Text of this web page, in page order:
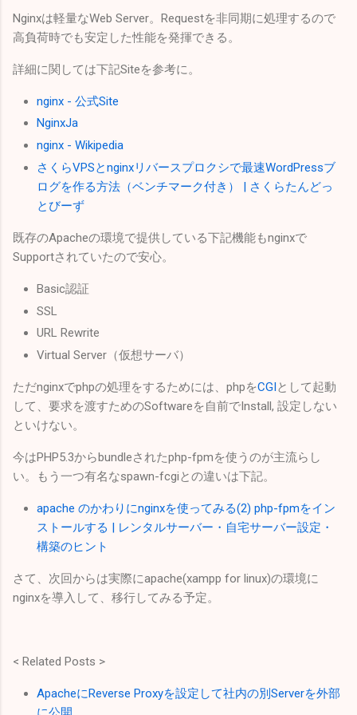
Nginxは軽量なWeb Server。Requestを非同期に処理するので
高負荷時でも安定した性能を発揮できる。
詳細に関しては下記Siteを参考に。
nginx - 公式Site
NginxJa
nginx - Wikipedia
さくらVPSとnginxリバースプロクシで最速WordPressブ
ログを作る方法（ベンチマーク付き） | さくらたんどっ
とびーず
既存のApacheの環境で提供している下記機能もnginxで
Supportされていたので安心。
Basic認証
SSL
URL Rewrite
Virtual Server（仮想サーバ）
ただnginxでphpの処理をするためには、phpをCGIとして起動
して、要求を渡すためのSoftwareを自前でInstall, 設定しない
といけない。
今はPHP5.3からbundleされたphp-fpmを使うのが主流らし
い。もう一つ有名なspawn-fcgiとの違いは下記。
apache のかわりにnginxを使ってみる(2) php-fpmをイン
ストールする | レンタルサーバー・自宅サーバー設定・
構築のヒント
さて、次回からは実際にapache(xampp for linux)の環境に
nginxを導入して、移行してみる予定。
< Related Posts >
ApacheにReverse Proxyを設定して社内の別Serverを外部